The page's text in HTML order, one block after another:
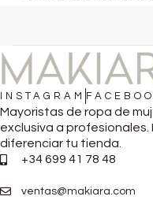
INSTAGRAM
Mayoristas de ropa de
exclusiva a profesionales.
diferenciar tu tienda.
+34 699 41 78 48
ventas@makiara.com